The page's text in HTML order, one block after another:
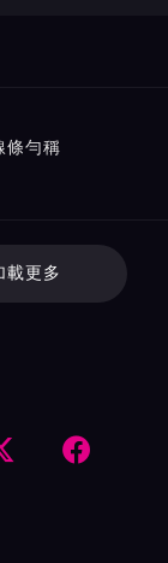
條勻稱
載更多
